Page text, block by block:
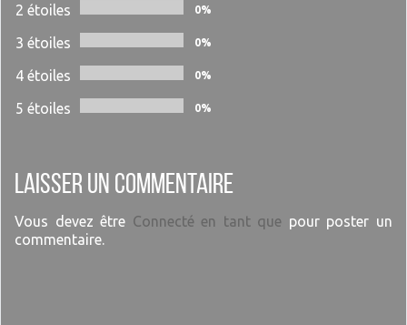
2 étoiles 0%
3 étoiles 0%
4 étoiles 0%
5 étoiles 0%
Laisser un commentaire
Vous devez être Connecté en tant que pour poster un
commentaire.